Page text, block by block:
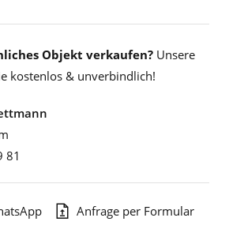
Objekt verkaufen? Unsere
kostenlos & unverbindlich!
81
Anfrage per Formular